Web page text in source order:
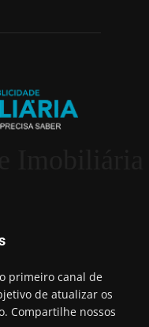
primeiro canal de
de atualizar os
Compartilhe nossos